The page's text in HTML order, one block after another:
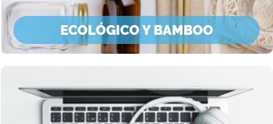
ECOLÓGICO Y BAMBOO